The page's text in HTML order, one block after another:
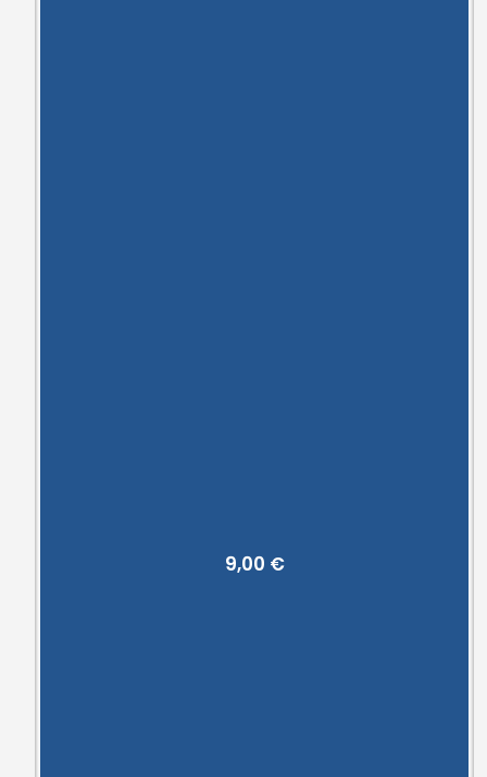
9,00 €